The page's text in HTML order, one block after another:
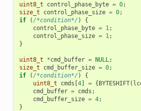
uint8_t control_phase_byte = 0;
size_t
control_phase_size = 0;
if
( /*condition*/ )
{
control_phase_byte = 1 ;
control_phase_size = 1 ;
}
uint8_t *cmd_buffer = NULL ;
size_t
cmd_buffer_size = 0;
if
( /*condition*/ )
{
uint8_t
cmds [4] = {BYTESHIFT(
cmd_buffer = cmds ;
cmd_buffer_size = 4;
}